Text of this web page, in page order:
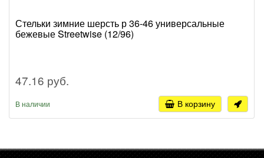
Стельки зимние шерсть р 36-46 универсальные
бежевые Streetwise (12/96)
47.16 руб.
В наличии В корзину